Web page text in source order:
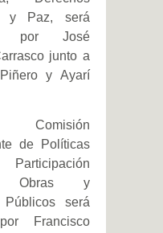
y Paz, será
por José
junto a
y Ayarí
de Políticas
Obras y
Públicos será
Francisco